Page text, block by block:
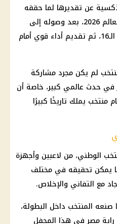
عن تقديرها لما حققه
منتخب مصر في بطولة كأس العالم 2026، بعد وصوله إلى
الأدوار الإقصائية والتأهل لدور الـ16، ثم تقديم أداء قوي أمام
لم يكن مجرد مشاركة
حدث عالمي كبير، خاصة أن
منتخب يملك تاريخًا كبيرًا
الوطني، من لاعبين وأجهزة
يمكن تحقيقه في مختلف
مع التفاني والإخلاص.
المنتخب داخل البطولة،
راية مصر في هذا المحفل